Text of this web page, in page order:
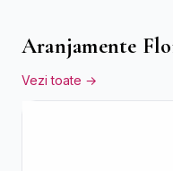
Aranjamente
Vezi toate →